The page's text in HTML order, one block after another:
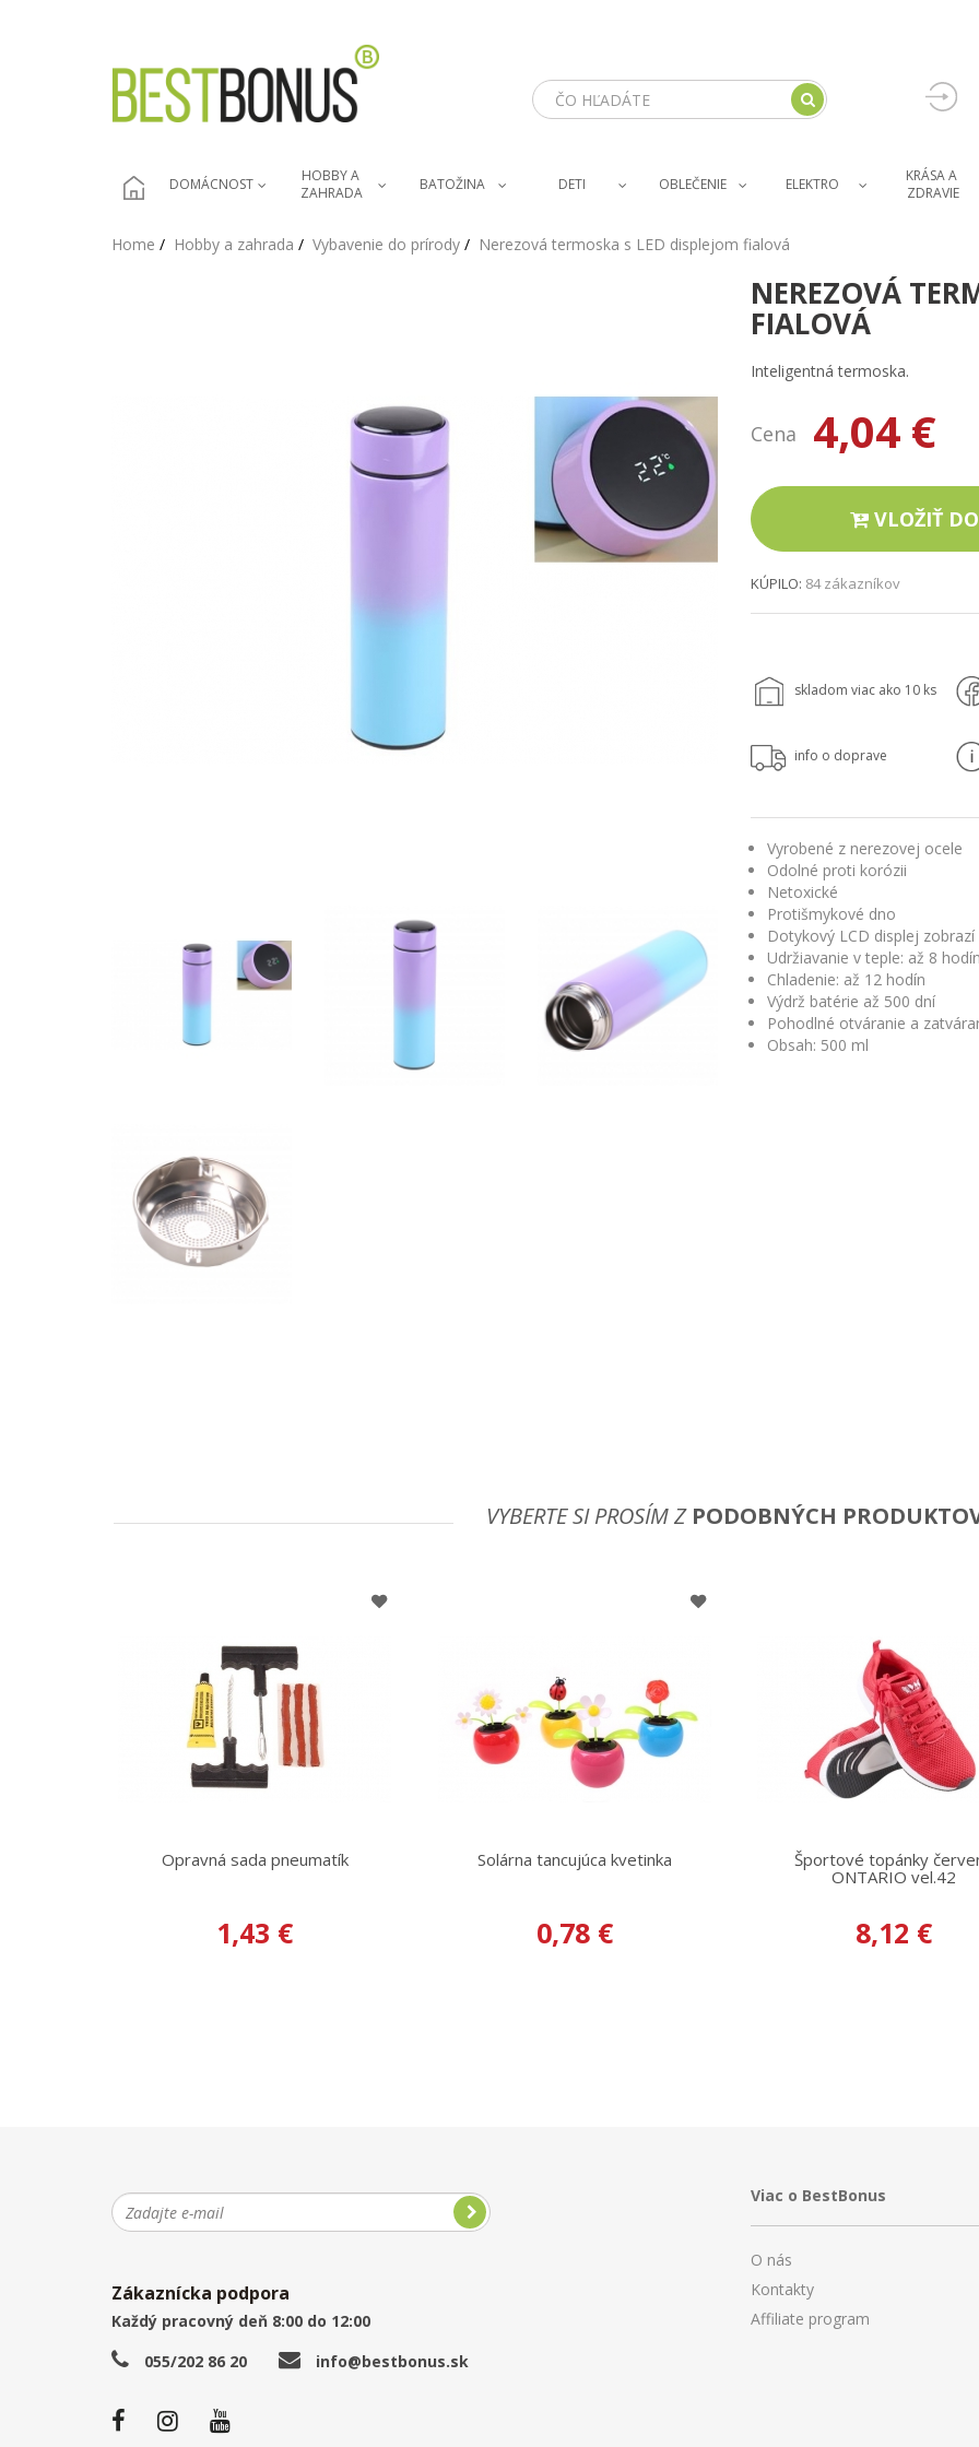
DOMÁCNOST
HOBBY A
ZAHRADA
BATOŽINA DETI OBLEČENIE ELEKTRO
KRÁSA A
ZDRAVIE
Home Hobby a zahrada Vybavenie do prírody Nerezová termoska s LED displejom fialová
NEREZOVÁ
FIALOVÁ
Inteligentná termoska.
Cena 4,04 €
VLOŽIŤ
KÚPILO: 84 zákazníkov
skladom viac ako 10 ks
info o doprave
Vyrobené z nerezovej ocele
Odolné proti korózii
Netoxické
Protišmykové dno
Dotykový LCD displej
Udržiavanie v teple: až 8
Chladenie: až 12 hodín
Výdrž batérie až 500 dní
Pohodlné otváranie a
Obsah: 500 ml
VYBERTE SI PROSÍM Z PODOBNÝCH
Opravná sada pneumatík
1,43 €
Solárna tancujúca kvetinka
0,78 €
Športové topánky
ONTARIO vel.42
8,12 €
Zákaznícka podpora
Každý pracovný deň 8:00 do 12:00
055/202 86 20
info@bestbonus.sk
Viac o BestBonus
O nás
Kontakty
Affiliate program